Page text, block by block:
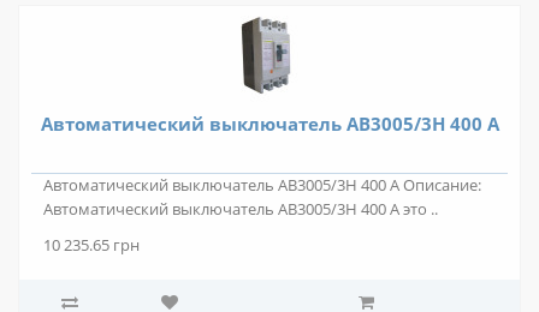
Автоматический выключатель АВ3005/3Н 400 А
Автоматический выключатель АВ3005/3Н 400 А Описание:
Автоматический выключатель АВ3005/3Н 400 А это ..
10 235.65 грн